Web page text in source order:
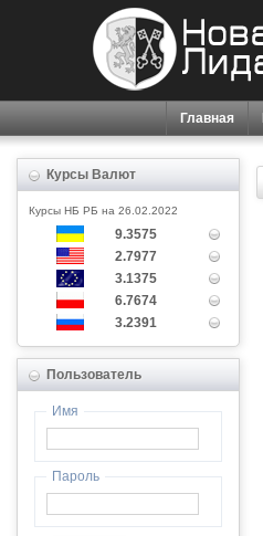
Главная
Курсы Валют
Курсы НБ РБ на 26.02.2022
9.3575
2.7977
3.1375
6.7674
3.2391
Пользователь
Имя
Пароль